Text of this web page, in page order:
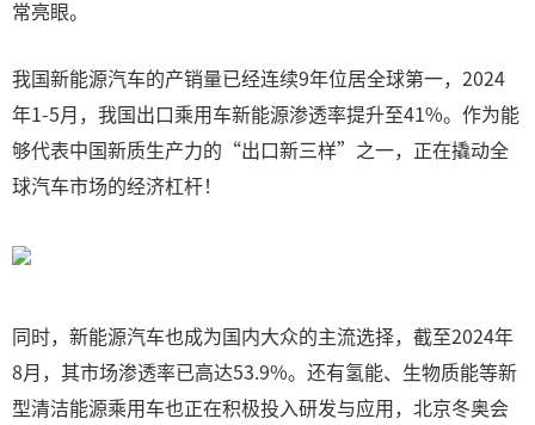
常亮眼。
我国新能源汽车的产销量已经连续9年位居全球第一，2024
年1-5月，我国出口乘用车新能源渗透率提升至41%。作为能
够代表中国新质生产力的“出口新三样”之一，正在撬动全
球汽车市场的经济杠杆！
同时，新能源汽车也成为国内大众的主流选择，截至2024年
8月，其市场渗透率已高达53.9%。还有氢能、生物质能等新
型清洁能源乘用车也正在积极投入研发与应用，北京冬奥会